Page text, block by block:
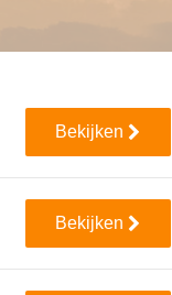
Bekijken
Bekijken